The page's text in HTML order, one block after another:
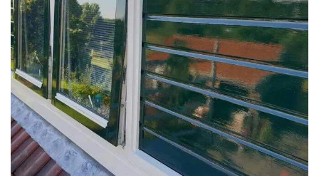
Schoonmaker
Computer expert
Help
Over MrFix
Log in als vakman